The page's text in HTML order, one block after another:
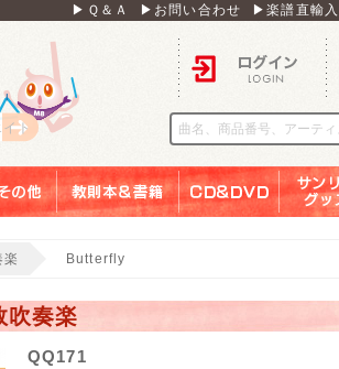
▶Ｑ＆Ａ ▶お問い合わせ ▶楽譜直輸入
ト
楽 Butterfly
吹奏楽
QQ171